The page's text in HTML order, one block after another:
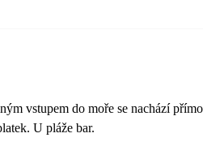
vstupem do moře se nachází
U pláže bar.